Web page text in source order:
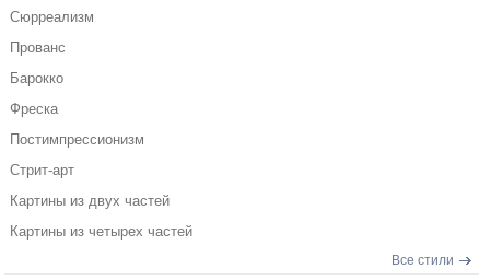
Сюрреализм
Прованс
Барокко
Фреска
Постимпрессионизм
Стрит-арт
Картины из двух частей
Картины из четырех частей
Все стили